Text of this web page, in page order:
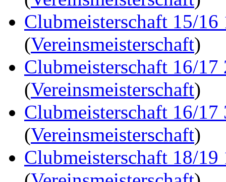
Clubmeisterschaft 15/16
(Vereinsmeisterschaft)
Clubmeisterschaft 16/17
(Vereinsmeisterschaft)
Clubmeisterschaft 16/17
(Vereinsmeisterschaft)
Clubmeisterschaft 18/19